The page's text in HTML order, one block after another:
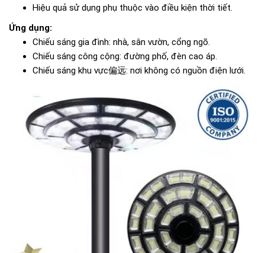
Hiệu quả sử dụng phụ thuộc vào điều kiện thời tiết.
Ứng dụng:
Chiếu sáng gia đình: nhà, sân vườn, cổng ngõ.
Chiếu sáng công cộng: đường phố, đèn cao áp.
Chiếu sáng khu vực偏远: nơi không có nguồn điện lưới.